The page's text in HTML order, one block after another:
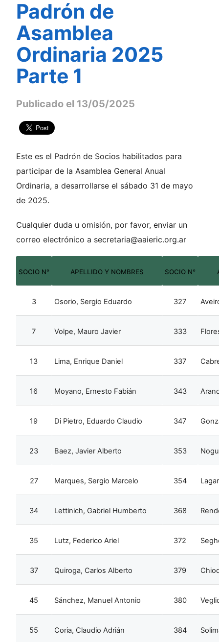
Padrón de
Asamblea
Ordinaria 2025
Parte 1
Publicado el 13/05/2025
Este es el Padrón de Socios habilitados para
participar de la Asamblea General Anual
Ordinaria, a desarrollarse el sábado 31 de mayo
de 2025.
Cualquier duda u omisión, por favor, enviar un
correo electrónico a secretaria@aaieric.org.ar
SOCIO N° APELLIDO Y NOMBRES SOCIO N°
3 Osorio, Sergio Eduardo 327
7 Volpe, Mauro Javier 333
13 Lima, Enrique Daniel 337
16 Moyano, Ernesto Fabián 343
19 Di Pietro, Eduardo Claudio 347
23 Baez, Javier Alberto 353
27 Marques, Sergio Marcelo 354
34 Lettinich, Gabriel Humberto 368
35 Lutz, Federico Ariel 372
37 Quiroga, Carlos Alberto 379
45 Sánchez, Manuel Antonio 380
55 Coria, Claudio Adrián 384